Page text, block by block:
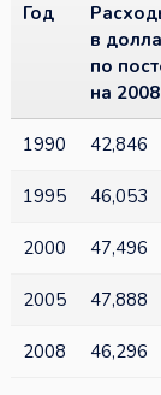
Год
в
по
на
1990 42,846
1995 46,053
2000 47,496
2005 47,888
2008 46,296